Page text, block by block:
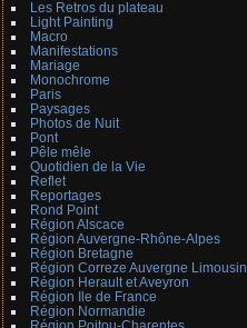
Les Retros du plateau
Light Painting
Macro
Manifestations
Mariage
Monochrome
Paris
Paysages
Photos de Nuit
Pont
Pêle mêle
Quotidien de la Vie
Reflet
Reportages
Rond Point
Région Alscace
Région Auvergne-Rhône-Alpes
Région Bretagne
Région Correze Auvergne Limousin
Région Herault et Aveyron
Région Ile de France
Région Normandie